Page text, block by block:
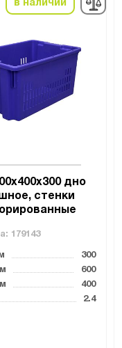
в наличии
дно
стенки
179143
300
600
400
2.4